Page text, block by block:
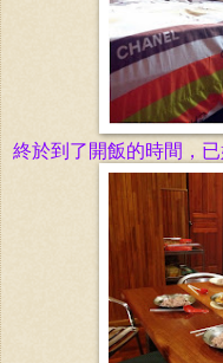
終於到了開飯的時間，